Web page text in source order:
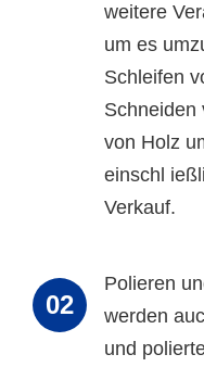
weitere
um es
Schleifen
Schneiden
von Holz
einschl
Verkauf.
02
Polieren
werden
und